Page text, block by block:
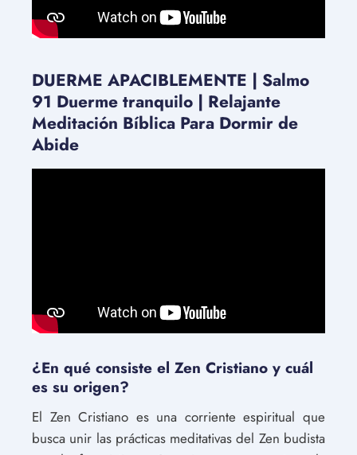
DUERME APACIBLEMENTE | Salmo
91 Duerme tranquilo | Relajante
Meditación Bíblica Para Dormir de
Abide
¿En qué consiste el Zen Cristiano y cuál
es su origen?
El Zen Cristiano es una corriente espiritual que
busca unir las prácticas meditativas del Zen budista